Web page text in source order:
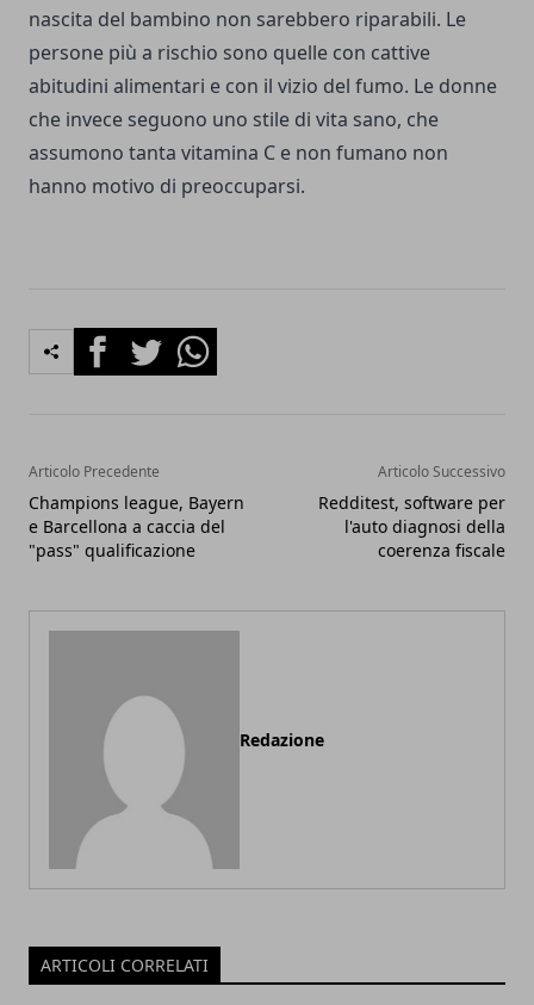
nascita del bambino non sarebbero riparabili. Le
persone più a rischio sono quelle con cattive
abitudini alimentari e con il vizio del fumo. Le donne
che invece seguono uno stile di vita sano, che
assumono tanta vitamina C e non fumano non
hanno motivo di preoccuparsi.
FacebookTwitterWhatsapp
Articolo Precedente
Champions league, Bayern
e Barcellona a caccia del
"pass" qualificazione
Articolo Successivo
Redditest, software per
l'auto diagnosi della
coerenza fiscale
Redazione
ARTICOLI CORRELATI